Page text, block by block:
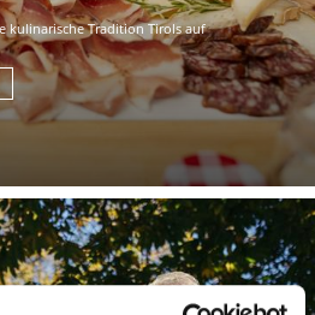
kulinarische Tradition Tirols auf